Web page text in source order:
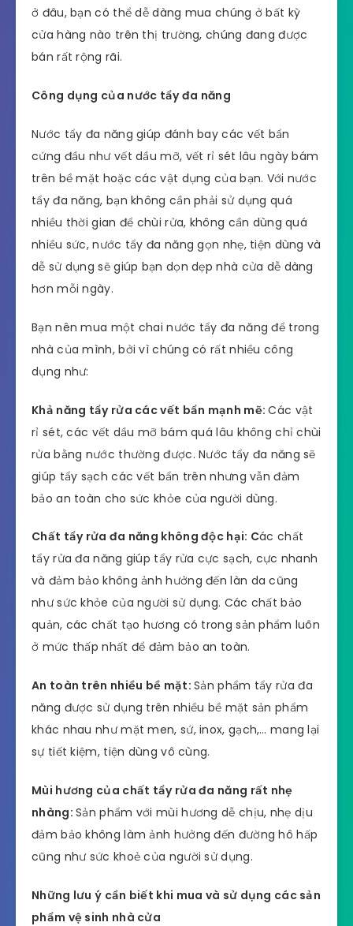
ở đâu, bạn có thể dễ dàng mua chúng ở bất kỳ
cửa hàng nào trên thị trường, chúng đang được
bán rất rộng rãi.
Công dụng của nước tẩy đa năng
Nước tẩy đa năng giúp đánh bay các vết bẩn
cứng đầu như vết dầu mỡ, vết rỉ sét lâu ngày bám
trên bề mặt hoặc các vật dụng của bạn. Với nước
tẩy đa năng, bạn không cần phải sử dụng quá
nhiều thời gian để chùi rửa, không cần dùng quá
nhiều sức, nước tẩy đa năng gọn nhẹ, tiện dùng và
dễ sử dụng sẽ giúp bạn dọn dẹp nhà cửa dễ dàng
hơn mỗi ngày.
Bạn nên mua một chai nước tẩy đa năng để trong
nhà của mình, bởi vì chúng có rất nhiều công
dụng như:
Khả năng tẩy rửa các vết bẩn mạnh mẽ:Các vật
rỉ sét, các vết dầu mỡ bám quá lâu không chỉ chùi
rửa bằng nước thường được. Nước tẩy đa năng sẽ
giúp tẩy sạch các vết bẩn trên nhưng vẫn đảm
bảo an toàn cho sức khỏe của người dùng.
Chất tẩy rửa đa năng không độc hại: Các chất
tẩy rửa đa năng giúp tẩy rửa cực sạch, cực nhanh
và đảm bảo không ảnh hưởng đến làn da cũng
như sức khỏe của người sử dụng. Các chất bảo
quản, các chất tạo hương có trong sản phẩm luôn
ở mức thấp nhất để đảm bảo an toàn.
An toàn trên nhiều bề mặt:Sản phẩm tẩy rửa đa
năng được sử dụng trên nhiều bề mặt sản phẩm
khác nhau như mặt men, sứ, inox, gạch,… mang lại
sự tiết kiệm, tiện dùng vô cùng.
Mùi hương của chất tẩy rửa đa năng rất nhẹ
nhàng:Sản phẩm với mùi hương dễ chịu, nhẹ dịu
đảm bảo không làm ảnh hưởng đến đường hô hấp
cũng như sức khoẻ của người sử dụng.
Những lưu ý cần biết khi mua và sử dụng các sản
phẩm vệ sinh nhà cửa